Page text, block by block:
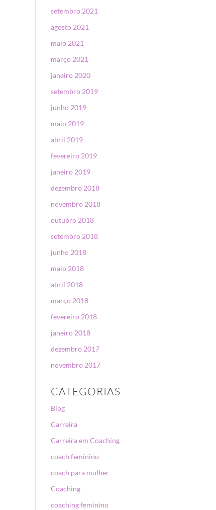
setembro 2021
agosto 2021
maio 2021
março 2021
janeiro 2020
setembro 2019
junho 2019
maio 2019
abril 2019
fevereiro 2019
janeiro 2019
dezembro 2018
novembro 2018
outubro 2018
setembro 2018
junho 2018
maio 2018
abril 2018
março 2018
fevereiro 2018
janeiro 2018
dezembro 2017
novembro 2017
CATEGORIAS
Blog
Carreira
Carreira em Coaching
coach feminino
coach para mulher
Coaching
coaching feminino